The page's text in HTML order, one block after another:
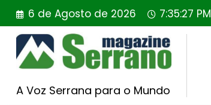
Saltar
para
conteúdo
6 de Agosto de 2026 7:35:28 PM
A Voz Serrana para o Mundo